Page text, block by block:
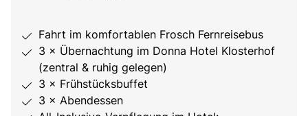
Fahrt im komfortablen Frosch Fernreisebus
3 × Übernachtung im Donna Hotel Klosterhof
(zentral & ruhig gelegen)
3 × Frühstücksbuffet
3 × Abendessen